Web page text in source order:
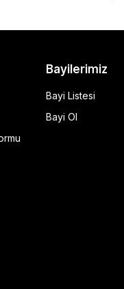
GP Kompozit Universal 45
Bayilerimiz
Bayi Listesi
Bayi Ol